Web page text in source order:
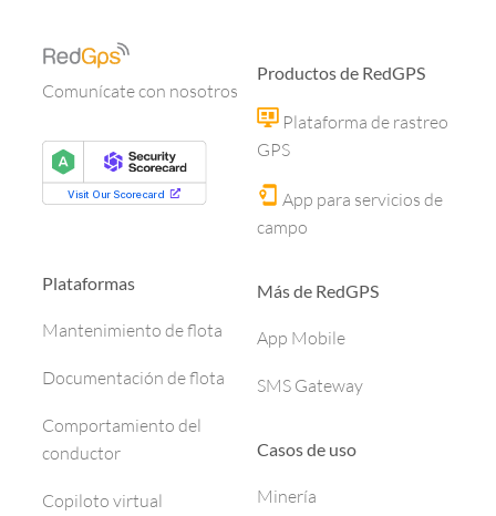
Comunícate con nosotros
Plataformas
Mantenimiento de flota
Documentación de flota
Comportamiento del
conductor
Copiloto virtual
Productos de RedGPS
Plataforma de rastreo
GPS
App para servicios de
campo
Más de RedGPS
App Mobile
SMS Gateway
Casos de uso
Minería